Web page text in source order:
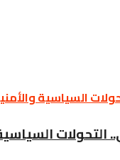
التحولات